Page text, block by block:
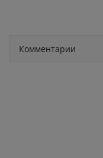
Комментарии